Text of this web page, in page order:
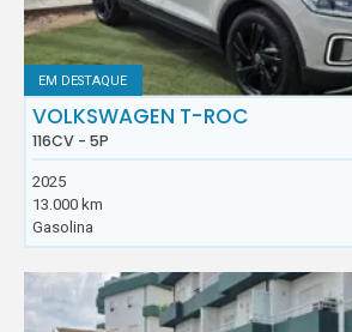
EM DESTAQUE
VOLKSWAGEN T-ROC
116CV - 5P
2025
13.000 km
Gasolina